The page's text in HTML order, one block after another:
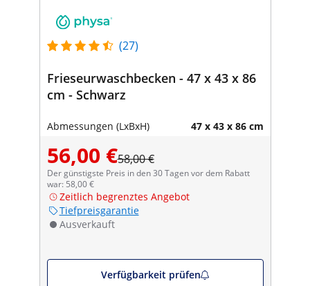
(27)
Frieseurwaschbecken - 47 x 43 x 86
cm - Schwarz
Abmessungen (LxBxH) 47 x 43 x 86 cm
56,00 €58,00 €
Der günstigste Preis in den 30 Tagen vor dem Rabatt
war: 58,00 €
Zeitlich begrenztes Angebot
Tiefpreisgarantie
Ausverkauft
Verfügbarkeit prüfen